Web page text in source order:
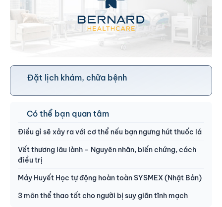
Đặt lịch khám, chữa bệnh
Có thể bạn quan tâm
Điều gì sẽ xảy ra với cơ thể nếu bạn ngưng hút thuốc lá
Vết thương lâu lành – Nguyên nhân, biến chứng, cách
điều trị
Máy Huyết Học tự động hoàn toàn SYSMEX (Nhật Bản)
3 môn thể thao tốt cho người bị suy giãn tĩnh mạch